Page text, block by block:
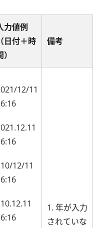
力値例
（日付＋時
備考
12/11
12/11
1. 年が入力
されていな